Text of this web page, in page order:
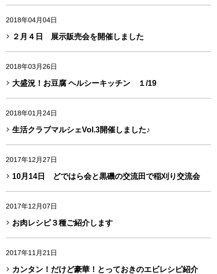
2018年04月04日
２月４日 展示販売会を開催しました
2018年03月26日
大盛況！お豆腐 ヘルシーキッチン １/19
2018年01月24日
生活クラブマルシェVol.3開催しました♪
2017年12月27日
10月14日 どではら会と黒磯の交流田で稲刈り交流会
2017年12月07日
お肉レシピ３種ご紹介します
2017年11月21日
カンタン！だけど豪華！とっておきのエビレシピ紹介